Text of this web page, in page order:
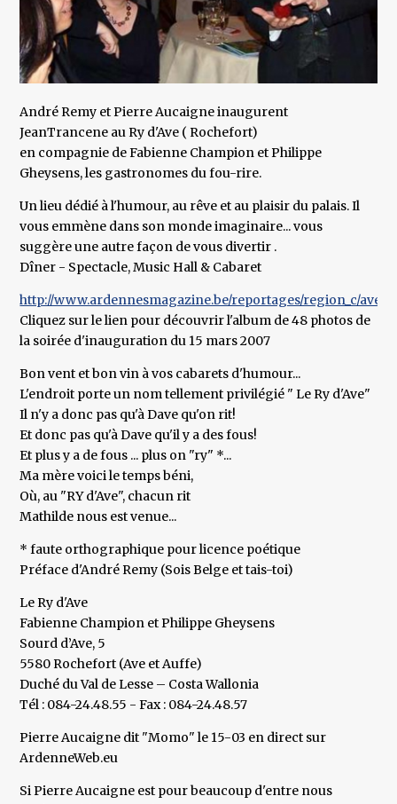
André Remy et Pierre Aucaigne inaugurent
JeanTrancene au Ry d'Ave ( Rochefort)
en compagnie de Fabienne Champion et Philippe
Gheysens, les gastronomes du fou-rire.
Un lieu dédié à l'humour, au rêve et au plaisir du palais. Il
vous emmène dans son monde imaginaire... vous
suggère une autre façon de vous divertir .
Dîner - Spectacle, Music Hall & Cabaret
http://www.ardennesmagazine.be/reportages/region_c/ave/
Cliquez sur le lien pour découvrir l'album de 48 photos de
la soirée d'inauguration du 15 mars 2007
Bon vent et bon vin à vos cabarets d'humour...
L'endroit porte un nom tellement privilégié " Le Ry d'Ave"
Il n'y a donc pas qu'à Dave qu'on rit!
Et donc pas qu'à Dave qu'il y a des fous!
Et plus y a de fous ... plus on "ry" *...
Ma mère voici le temps béni,
Où, au "RY d'Ave", chacun rit
Mathilde nous est venue...
* faute orthographique pour licence poétique
Préface d'André Remy (Sois Belge et tais-toi)
Le Ry d'Ave
Fabienne Champion et Philippe Gheysens
Sourd d’Ave, 5
5580 Rochefort (Ave et Auffe)
Duché du Val de Lesse – Costa Wallonia
Tél : 084-24.48.55 - Fax : 084-24.48.57
Pierre Aucaigne dit "Momo" le 15-03 en direct sur
ArdenneWeb.eu
Si Pierre Aucaigne est pour beaucoup d'entre nous